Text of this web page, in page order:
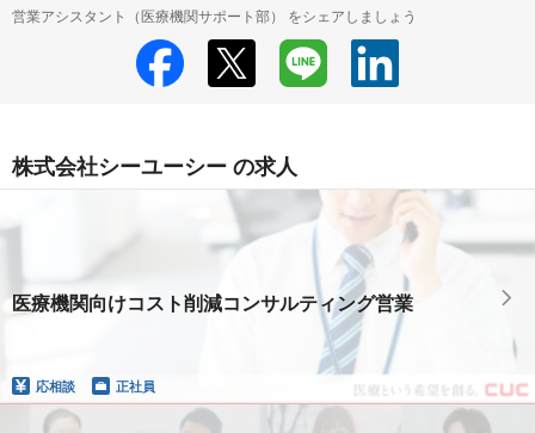
営業アシスタント（医療機関サポート部） をシェアしましょう
株式会社シーユーシー の求人
医療機関向けコスト削減コンサルティング営業
応相談 正社員